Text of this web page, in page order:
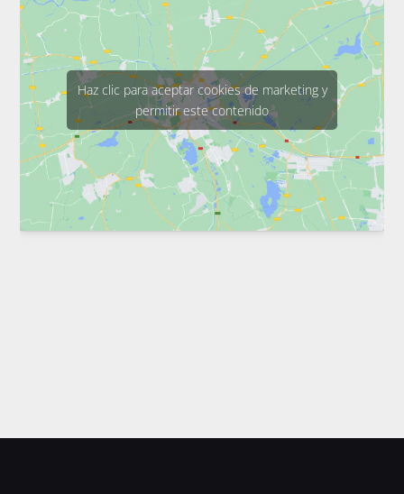
Haz clic para aceptar cookies de marketing y
permitir este contenido